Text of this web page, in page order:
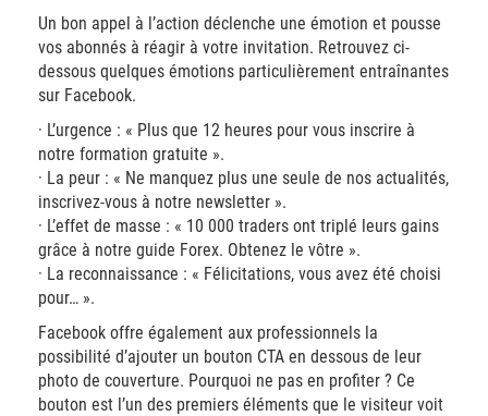
Un bon appel à l’action déclenche une émotion et pousse
vos abonnés à réagir à votre invitation. Retrouvez ci-
dessous quelques émotions particulièrement entraînantes
sur Facebook.
· L’urgence : « Plus que 12 heures pour vous inscrire à
notre formation gratuite ».
· La peur : « Ne manquez plus une seule de nos actualités,
inscrivez-vous à notre newsletter ».
· L’effet de masse : « 10 000 traders ont triplé leurs gains
grâce à notre guide Forex. Obtenez le vôtre ».
· La reconnaissance : « Félicitations, vous avez été choisi
pour… ».
Facebook offre également aux professionnels la
possibilité d’ajouter un bouton CTA en dessous de leur
photo de couverture. Pourquoi ne pas en profiter ? Ce
bouton est l’un des premiers éléments que le visiteur voit